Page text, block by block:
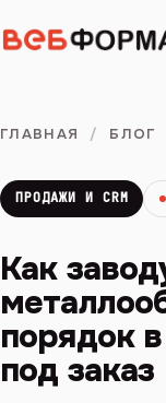
ГЛАВНАЯ / БЛОГ
ПРОДАЖИ И CRM
Как
порядок
под заказ